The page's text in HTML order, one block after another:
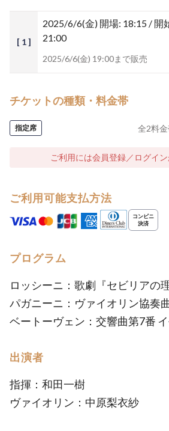
[ 1 ]
2025/6/6(金) 開場: 18:15 / 開
21:00
2025/6/6(金) 19:00まで販売
チケットの種類・料金帯
指定席 全2料
ご利用には会員登録／ログイン
ご利用可能支払方法
プログラム
ロッシーニ：歌劇『セビリアの
パガニーニ：ヴァイオリン協奏
ベートーヴェン：交響曲第7番
出演者
指揮：和田一樹
ヴァイオリン：中原梨衣紗